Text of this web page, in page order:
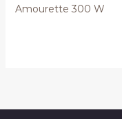
Amourette 300 W